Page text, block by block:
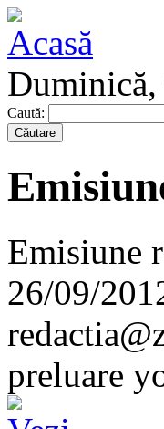
Caută:
Emisiune
26/09/
preluare